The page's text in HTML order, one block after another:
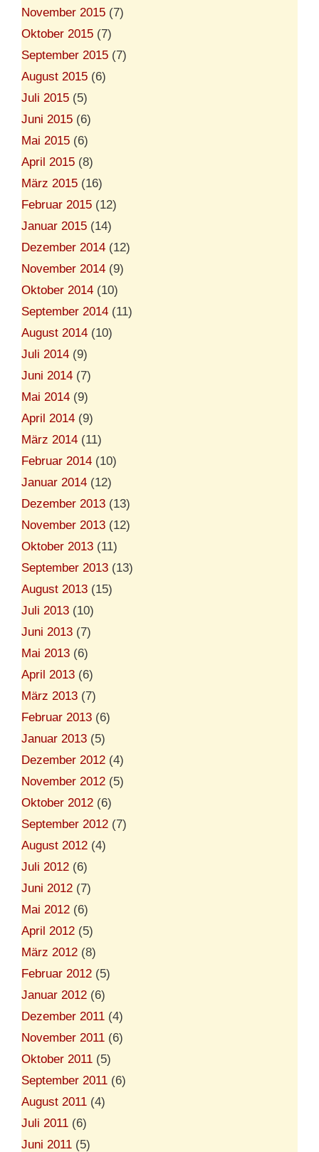
November 2015 (7)
Oktober 2015 (7)
September 2015 (7)
August 2015 (6)
Juli 2015 (5)
Juni 2015 (6)
Mai 2015 (6)
April 2015 (8)
März 2015 (16)
Februar 2015 (12)
Januar 2015 (14)
Dezember 2014 (12)
November 2014 (9)
Oktober 2014 (10)
September 2014 (11)
August 2014 (10)
Juli 2014 (9)
Juni 2014 (7)
Mai 2014 (9)
April 2014 (9)
März 2014 (11)
Februar 2014 (10)
Januar 2014 (12)
Dezember 2013 (13)
November 2013 (12)
Oktober 2013 (11)
September 2013 (13)
August 2013 (15)
Juli 2013 (10)
Juni 2013 (7)
Mai 2013 (6)
April 2013 (6)
März 2013 (7)
Februar 2013 (6)
Januar 2013 (5)
Dezember 2012 (4)
November 2012 (5)
Oktober 2012 (6)
September 2012 (7)
August 2012 (4)
Juli 2012 (6)
Juni 2012 (7)
Mai 2012 (6)
April 2012 (5)
März 2012 (8)
Februar 2012 (5)
Januar 2012 (6)
Dezember 2011 (4)
November 2011 (6)
Oktober 2011 (5)
September 2011 (6)
August 2011 (4)
Juli 2011 (6)
Juni 2011 (5)